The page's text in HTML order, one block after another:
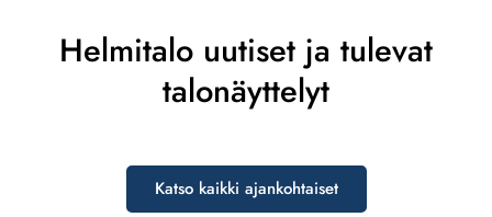
Helmitalo uutiset ja tulevat
talonäyttelyt
Katso kaikki ajankohtaiset